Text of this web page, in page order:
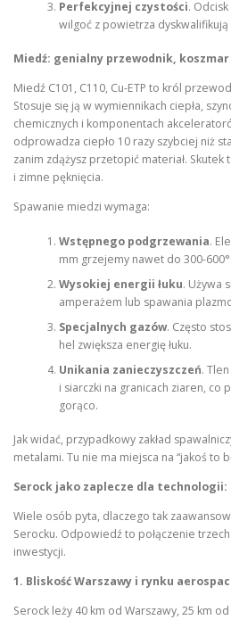
Perfekcyjnej czystości.
wilgoć z powietrza dyskwalifikują
Miedź: genialny przewodnik,
Miedź C101, C110, Cu-ETP to król
Stosuje się ją w wymiennikach ciepła,
chemicznych i komponentach
odprowadza ciepło 10 razy szybciej niż
zanim zdążysz przetopić materiał.
i zimne pęknięcia.
Spawanie miedzi wymaga:
Wstępnego podgrzewania.
mm grzejemy nawet do 300-
Wysokiej energii łuku. Używa
amperażem lub spawania
Specjalnych gazów. Często
hel zwiększa energię łuku.
Unikania zanieczyszczeń.
i siarczki na granicach ziaren, co
gorąco.
Jak widać, przypadkowy zakład
metalami. Tu nie ma miejsca na “jakoś to
Serock jako zaplecze dla
Wiele osób pyta, dlaczego tak
Serocku. Odpowiedź to połączenie
inwestycji.
1. Bliskość Warszawy i rynku
Serock leży 40 km od Warszawy, 25 km